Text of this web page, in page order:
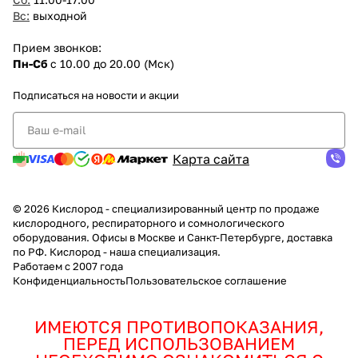
Вс: выходной
Прием звонков:
Пн-Сб с 10.00 до 20.00 (Мск)
Подписаться на новости и акции
Карта сайта
© 2026 Кислород - специализированный центр по продаже
кислородного, респираторного и сомнологического
оборудования. Офисы в Москве и Санкт-Петербурге, доставка
по РФ. Кислород - наша специализация.
Работаем с 2007 года
КонфиденциальностьПользовательское соглашение
ИМЕЮТСЯ ПРОТИВОПОКАЗАНИЯ,
ПЕРЕД ИСПОЛЬЗОВАНИЕМ